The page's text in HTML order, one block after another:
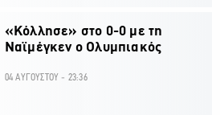
«Κόλλησε» στο 0-0 με τη
Ναϊμέγκεν ο Ολυμπιακός
04 ΑΥΓΟΥΣΤΟΥ - 23:36